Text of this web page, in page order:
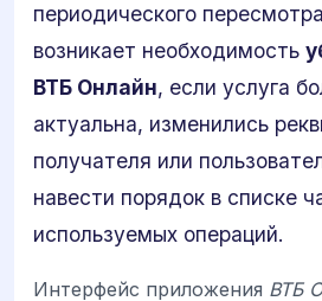
периодического
возникает необходимость
ВТБ Онлайн, если услуга
актуальна, изменились
получателя или
навести порядок в списке
используемых операций.
Интерфейс приложения ВТБ